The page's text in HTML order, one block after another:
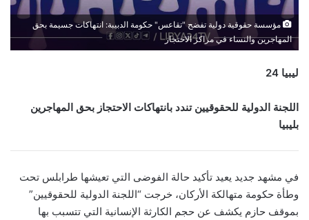
مؤسسة حقوقية دولية تفضح "تقاعس" حكومة الدبيبة: انتهاكات جسيمة بحق
المهاجرين والنساء في مراكز الاحتجاز
ليبيا 24
اللجنة الدولية للحقوقيين تندد بانتهاكات الاحتجاز بحق المهاجرين
بليبيا
في مشهد جديد يعيد تأكيد حالة الفوضى التي تعيشها طرابلس تحت
وطأة حكومة متهالكة الأركان، خرجت “اللجنة الدولية للحقوقيين”
بموقف حازم يكشف عن حجم الكارثة الإنسانية التي تتسبب بها